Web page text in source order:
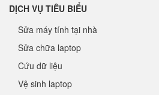
DỊCH VỤ TIÊU BIỂU
Sửa máy tính tại nhà
Sửa chữa laptop
Cứu dữ liệu
Vệ sinh laptop